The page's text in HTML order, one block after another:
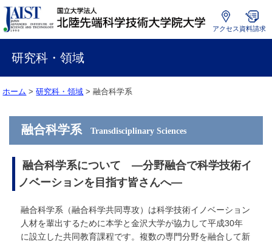
国
学
法
北
先
アクセス 資料請求
研究科・領域
ホーム >研究科・領域 >融合科学系
融合科学系 Transdisciplinary Sciences
融合科学系について —分野融合で科学技術イ
ノベーションを目指す皆さんへ—
融合科学系（融合科学共同専攻）は科学技術イノベーション
人材を輩出するために本学と金沢大学が協力して平成30年
に設立した共同教育課程です。複数の専門分野を融合して新